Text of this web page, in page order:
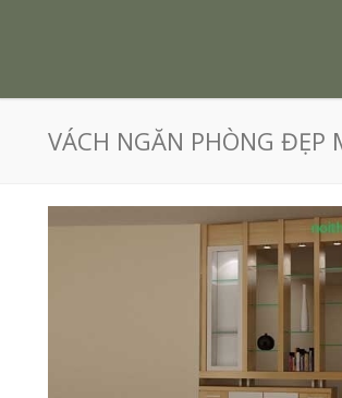
VÁCH NGĂN PHÒNG ĐẸP